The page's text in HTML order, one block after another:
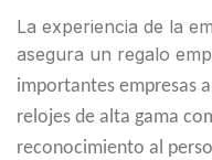
La experiencia de la
asegura un regalo
importantes empresas
relojes de alta gama
reconocimiento al